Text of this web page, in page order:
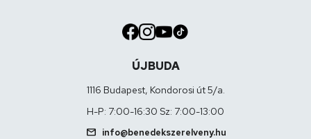
ÚJBUDA
1116 Budapest, Kondorosi út 5/a.
H-P: 7:00-16:30 Sz: 7:00-13:00
mail info@benedekszerelveny.hu